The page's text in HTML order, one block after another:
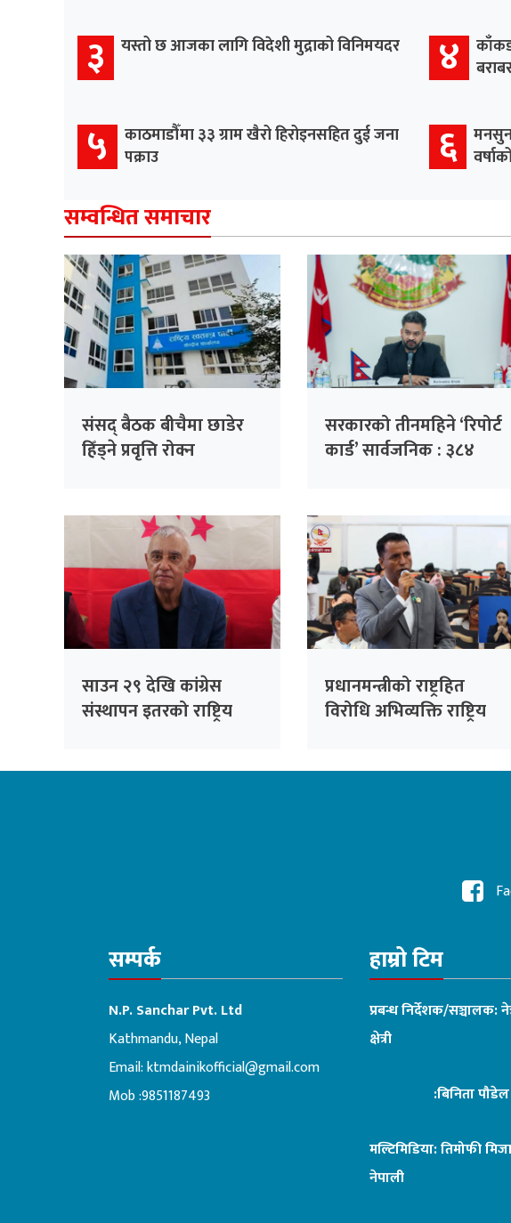
३ यस्तो छ आजका लागि विदेशी मुद्राको विनिमयदर ४
५
काठमाडौँमा ३३ ग्राम खैरो हिरोइनसहित दुई जना
पक्राउ
६
सम्वन्धित समाचार
संसद् बैठक बीचैमा छाडेर
हिँड्ने प्रवृत्ति रोक्न
विश्लेषण गरिँदै
सरकारको तीनमहिने ‘रिपोर्ट
कार्ड’ सार्वजनिक : ३८४
साउन २९ देखि कांग्रेस
संस्थापन इतरको राष्ट्रिय
प्रधानमन्त्रीको राष्ट्रहित
विरोधि अभिव्यक्ति राष्ट्रिय
सम्पर्क
N.P. Sanchar Pvt. Ltd
Kathmandu, Nepal
Email:ktmdainikofficial@gmail.com
Mob :9851187493
हाम्रो टिम
प्रबन्ध निर्देशक/सञ्चालक:
क्षेत्री
:बिनिता पौडेल
मल्टिमिडिया: तिमोफी
नेपाली